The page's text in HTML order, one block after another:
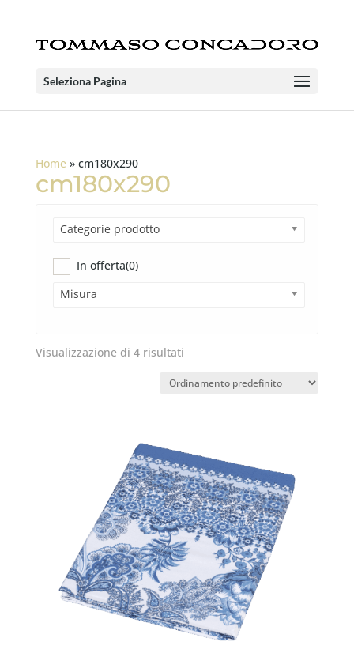
Seleziona Pagina
Home» cm180x290
cm180x290
Categorie prodotto
In offerta(0)
Misura
Visualizzazione di 4 risultati